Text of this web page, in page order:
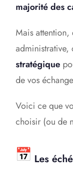
majorité des
Mais attention,
administrative,
stratégique
de vos
Voici ce que
choisir (ou de
Les